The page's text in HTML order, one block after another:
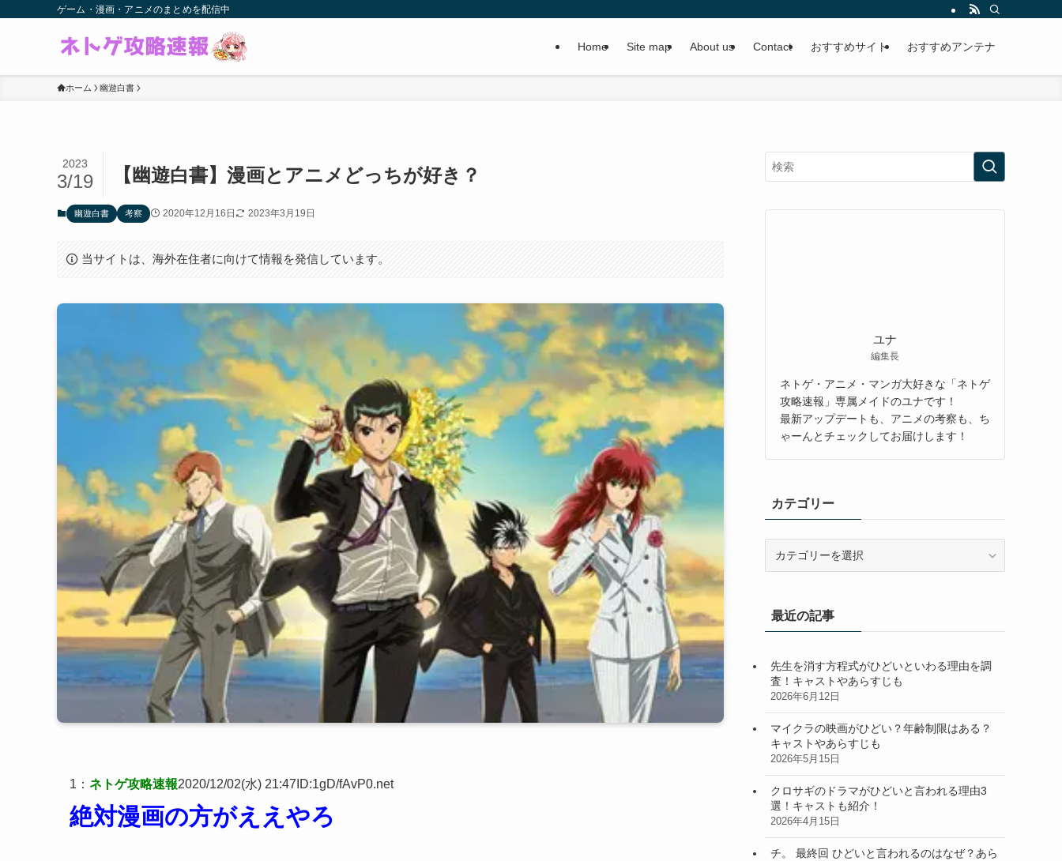
ゲーム・漫画・アニメのまとめを配信中
Home Site map About us Contact おすすめサイト おすすめアンテナ
ホーム 幽遊白書
【幽遊白書】漫画とアニメどっちが好き？
2023
3/19
幽遊白書 考察 2020年12月16日 2023年3月19日
当サイトは、海外在住者に向けて情報を発信しています。
1 ： ネトゲ攻略速報2020/12/02(水) 21:47 ID:1gD/fAvP0.net
絶対漫画の方がええやろ
ユナ
編集長
ネトゲ・アニメ・マンガ大好きな「ネトゲ
攻略速報」専属メイドのユナです！
最新アップデートも、アニメの考察も、ち
ゃーんとチェックしてお届けします！
カテゴリー
ー最近の記事
先生を消す方程式がひどいといわる理由を調
査！キャストやあらすじも
2026年6月12日
マイクラの映画がひどい？年齢制限はある？
キャストやあらすじも
2026年5月15日
クロサギのドラマがひどいと言われる理由3
選！キャストも紹介！
2026年4月15日
チ。 最終回 ひどいと言われるのはなぜ？あら